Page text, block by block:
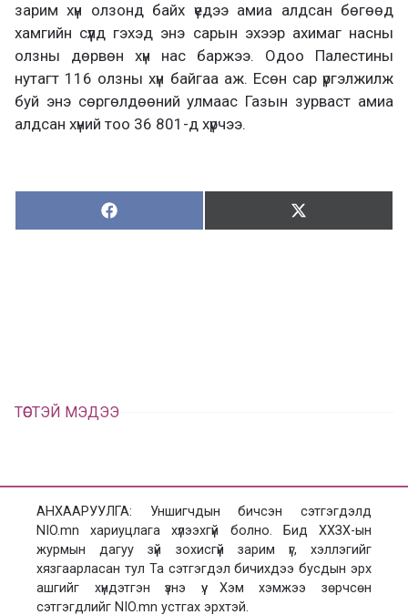
зарим хүн олзонд байх үедээ амиа алдсан бөгөөд
хамгийн сүүлд гэхэд энэ сарын эхээр ахимаг насны
олзны дөрвөн хүн нас баржээ. Одоо Палестины
нутагт 116 олзны хүн байгаа аж. Есөн сар үргэлжилж
буй энэ сөргөлдөөний улмаас Газын зурваст амиа
алдсан хүний тоо 36 801-д хүрчээ.
Хуваалцах:
Х
у
Түгээх:
Т
ТӨСТЭЙ МЭДЭЭ
АНХААРУУЛГА: Уншигчдын бичсэн сэтгэгдэлд
NIO.mn хариуцлага хүлээхгүй болно. Бид ХХЗХ-ын
журмын дагуу зүй зохисгүй зарим үг, хэллэгийг
хязгаарласан тул Та сэтгэгдэл бичихдээ бусдын эрх
ашгийг хүндэтгэн үзнэ үү. Хэм хэмжээ зөрчсөн
сэтгэгдлийг NIO.mn устгах эрхтэй.